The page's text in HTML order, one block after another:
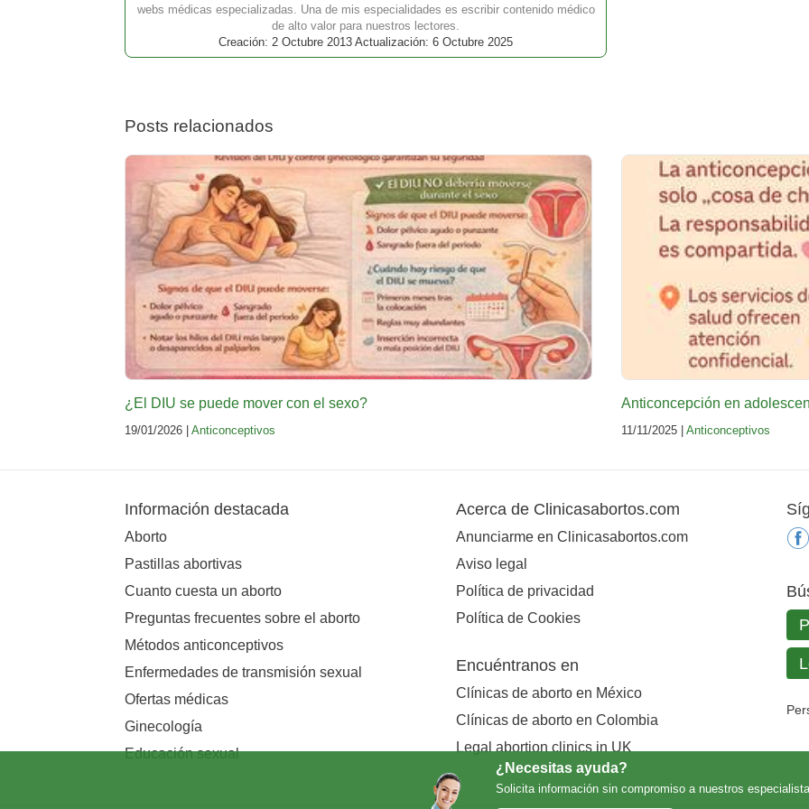
webs médicas especializadas. Una de mis especialidades es escribir contenido médico
de alto valor para nuestros lectores.
Creación: 2 Octubre 2013 Actualización: 6 Octubre 2025
Posts relacionados
¿El DIU se puede mover con el sexo?
19/01/2026 | Anticonceptivos
Anticoncepción en
11/11/2025 | Anticonceptivos
¿Necesitas ayuda?
Solicita información sin compromiso a nuestros
Información destacada
Aborto
Pastillas abortivas
Cuanto cuesta un aborto
Preguntas frecuentes sobre el aborto
Métodos anticonceptivos
Enfermedades de transmisión sexual
Ofertas médicas
Ginecología
Educación sexual
Acerca de Clinicasabortos.com
Anunciarme en Clinicasabortos.com
Aviso legal
Política de privacidad
Política de Cookies
Encuéntranos en
Clínicas de aborto en México
Clínicas de aborto en Colombia
Legal abortion clinics in UK